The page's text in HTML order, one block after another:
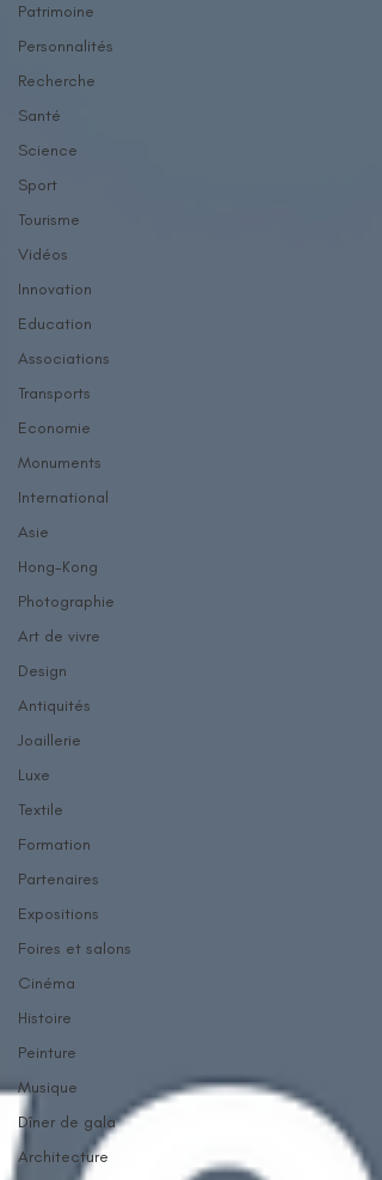
Patrimoine
Personnalités
Recherche
Santé
Science
Sport
Tourisme
Vidéos
Innovation
Education
Associations
Transports
Economie
Monuments
International
Asie
Hong-Kong
Photographie
Art de vivre
Design
Antiquités
Joaillerie
Luxe
Textile
Formation
Partenaires
Expositions
Foires et salons
Cinéma
Histoire
Peinture
Musique
Dîner de gala
Architecture